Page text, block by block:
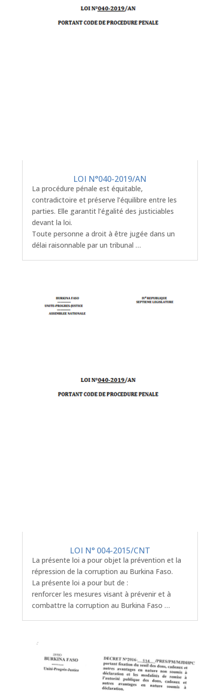
LOI N°040-2019/AN
La procédure pénale est équitable,
contradictoire et préserve l’équilibre entre les
parties. Elle garantit l’égalité des justiciables
devant la loi.
Toute personne a droit à être jugée dans un
délai raisonnable par un tribunal …
LOI N° 004-2015/CNT
La présente loi a pour objet la prévention et la
répression de la corruption au Burkina Faso.
La présente loi a pour but de :
renforcer les mesures visant à prévenir et à
combattre la corruption au Burkina Faso …